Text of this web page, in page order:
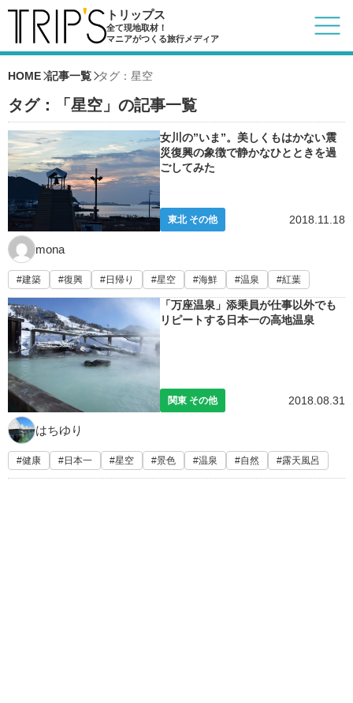
トリップス
全て現地取材！
マニアがつくる旅行メディア
HOME 記事一覧 タグ：星空
タグ：「星空」の記事一覧
女川の”いま”。美しくもはかない震
災復興の象徴で静かなひとときを過
ごしてみた
東北 その他 2018.11.18
mona
建築 復興 日帰り 星空 海鮮 温泉 紅葉
「万座温泉」添乗員が仕事以外でも
リピートする日本一の高地温泉
関東 その他 2018.08.31
はちゆり
健康 日本一 星空 景色 温泉 自然 露天風呂